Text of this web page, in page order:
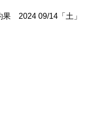
2024 09/14「土」